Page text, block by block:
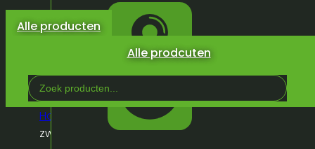
Alle prodcuten
winkelwagen.
Alle producten
Search
...
Home
Winkel Meubilair/Stoelen
zwart